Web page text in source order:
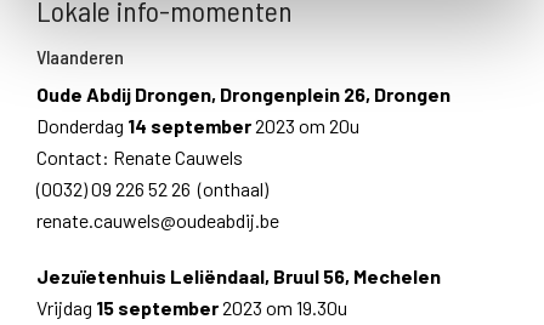
Lokale info-momenten
Vlaanderen
Oude Abdij Drongen, Drongenplein 26, Drongen
Donderdag 14 september2023 om 20u
Contact: Renate Cauwels
(0032) 09 226 52 26 (onthaal)
renate.cauwels@oudeabdij.be
Jezuïetenhuis Leliëndaal, Bruul 56, Mechelen
Vrijdag 15 september2023 om 19.30u